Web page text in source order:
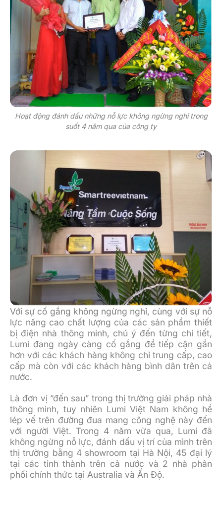
Hoạt động đánh dấu những nỗ lực không ngừng nghỉ trong
suốt 4 năm qua của công ty
Với sự cố gắng không ngừng nghỉ, cùng với sự nỗ
lực nâng cao chất lượng của các sản phẩm thiết
bị điện nhà thông minh, chú ý đến từng chi tiết,
Lumi đang ngày càng cố gắng để tiếp cận gần
hơn với các khách hàng không chỉ trung cấp, cao
cấp mà còn với các khách hàng bình dân trên cả
nước.
Là đơn vị “đến sau” trong thị trường giải pháp nhà
thông minh, tuy nhiên Lumi Việt Nam không hề
lép vế trên đường đua mang công nghệ này đến
với người Việt. Trong 4 năm vừa qua, Lumi đã
không ngừng nỗ lực, đánh dấu vị trí của mình trên
thị trường bằng 4 showroom tại Hà Nội, 45 đại lý
tại các tỉnh thành trên cả nước và 2 nhà phân
phối chính thức tại Australia và Ấn Độ.